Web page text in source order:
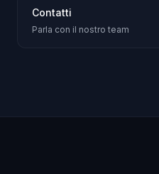
Contatti
Parla con il nostro team